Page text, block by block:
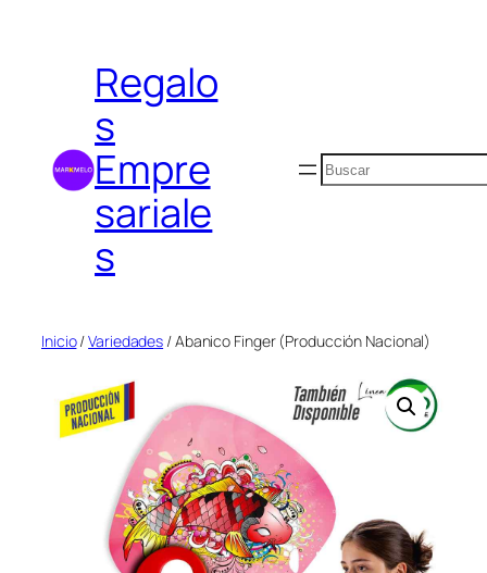
contenidoRegalo
s
Empre
sariale
s
Buscar
Inicio/Variedades / Abanico Finger (Producción Nacional)